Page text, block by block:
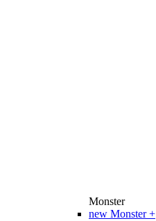
Monster
new Monster +